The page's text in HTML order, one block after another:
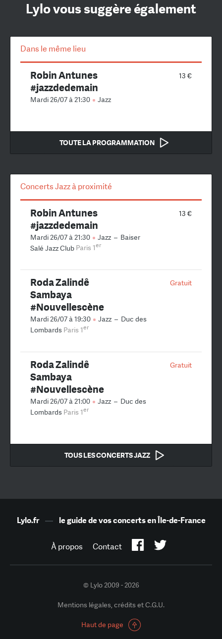
Lylo vous suggère également
Dans le même lieu
13 €
Robin Antunes
#jazzdedemain
Mardi 26/07 à 21:30 Jazz
TOUTE LA PROGRAMMATION
Concerts Jazz à proximité
13 €
Robin Antunes
#jazzdedemain
Mardi 26/07 à 21:30 Jazz – Baiser
Salé Jazz Club Paris 1er
Gratuit
Roda Zalindê
Sambaya
#Nouvellescène
Mardi 26/07 à 19:30 Jazz – Duc des
Lombards Paris 1er
Gratuit
Roda Zalindê
Sambaya
#Nouvellescène
Mardi 26/07 à 21:00 Jazz – Duc des
Lombards Paris 1er
TOUS LES CONCERTS JAZZ
Lylo.fr— le guide de vos concerts en Île-de-France
À propos Contact
© Lylo 2009 - 2026
Mentions légales, crédits et C.G.U.
Haut de page